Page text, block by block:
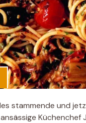
stammende und
Küchenchef